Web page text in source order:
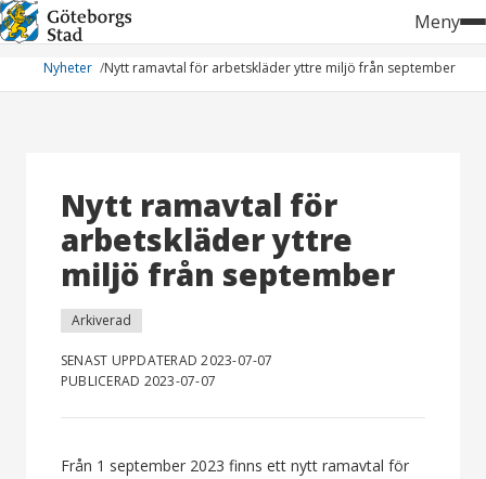
Hoppa
till
innehåll
Meny
Nyheter Nytt ramavtal för arbetskläder yttre miljö från september
Nytt ramavtal för
arbetskläder yttre
miljö från september
Arkiverad
SENAST UPPDATERAD 2023-07-07
PUBLICERAD 2023-07-07
Från 1 september 2023 finns ett nytt ramavtal för